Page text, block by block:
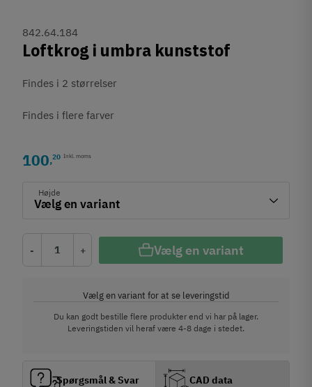
842.64.184
Loftkrog i umbra kunststof
Findes i 2 størrelser
Findes i flere farver
100,20 Inkl. moms
Højde
- + Vælg en variant
Vælg en variant for at se leveringstid
Du kan godt bestille flere produkter end vi har på lager.
Leveringstiden vil heraf være 4-8 dage i stedet.
Spørgsmål & Svar CAD data